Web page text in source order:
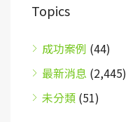
Topics
成功案例 (44)
最新消息 (2,445)
未分類 (51)